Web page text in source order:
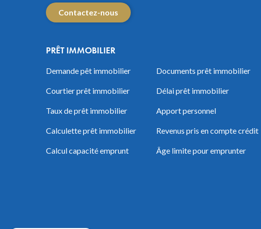
Contactez-nous
PRÊT IMMOBILIER
Demande pêt immobilier
Courtier prêt immobilier
Taux de prêt immobilier
Calculette prêt immobilier
Calcul capacité emprunt
Documents prêt immobilier
Délai prêt immobilier
Apport personnel
Revenus pris en compte crédit
Âge limite pour emprunter